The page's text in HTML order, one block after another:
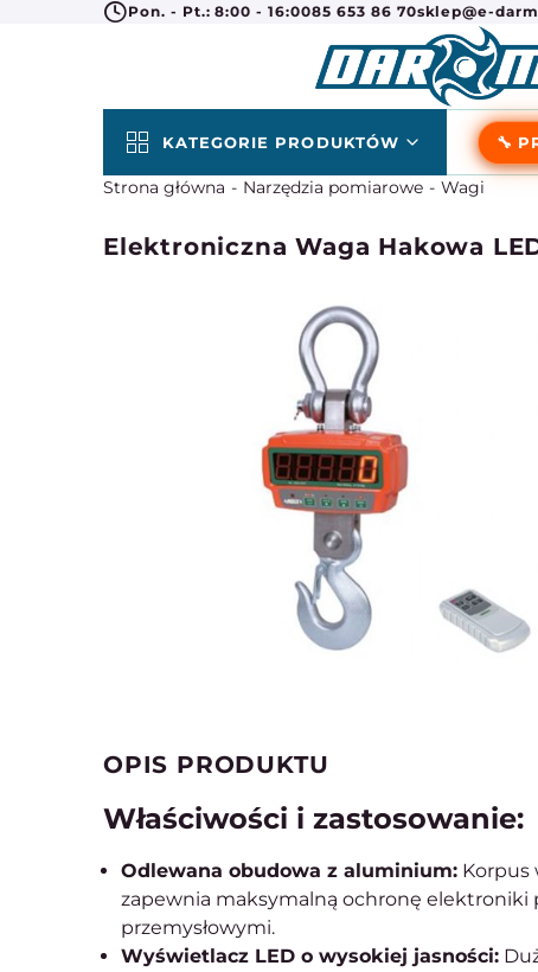
Pon. - Pt.: 8:00 - 16:0085 653 86 70sklep@e-
KATEGORIE PRODUKTÓW 🔧
Strona główna Narzędzia pomiarowe Wagi
Elektroniczna Waga Hakowa
OPIS PRODUKTU
Właściwości i zastosowanie:
Odlewana obudowa z aluminium: Korpus
zapewnia maksymalną ochronę
przemysłowymi.
Wyświetlacz LED o wysokiej jasności: